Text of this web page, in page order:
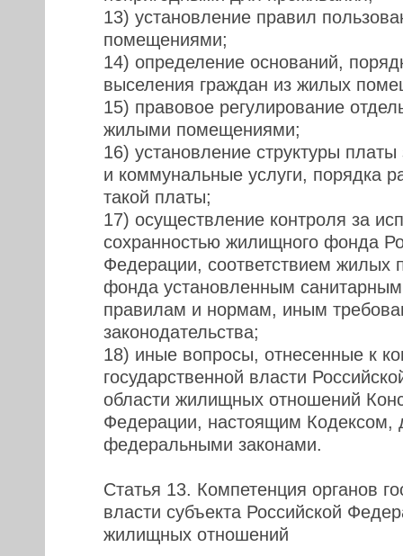
13) установление правил
помещениями;
14) определение оснований,
выселения граждан из жилых
15) правовое регулирование
жилыми помещениями;
16) установление структуры
и коммунальные услуги, порядка
такой платы;
17) осуществление контроля за
сохранностью жилищного фонда
Федерации, соответствием жилых
фонда установленным санитарным
правилам и нормам, иным
законодательства;
18) иные вопросы, отнесенные к
государственной власти
области жилищных отношений
Федерации, настоящим Кодексом,
федеральными законами.
Статья 13. Компетенция органов
власти субъекта Российской
жилищных отношений